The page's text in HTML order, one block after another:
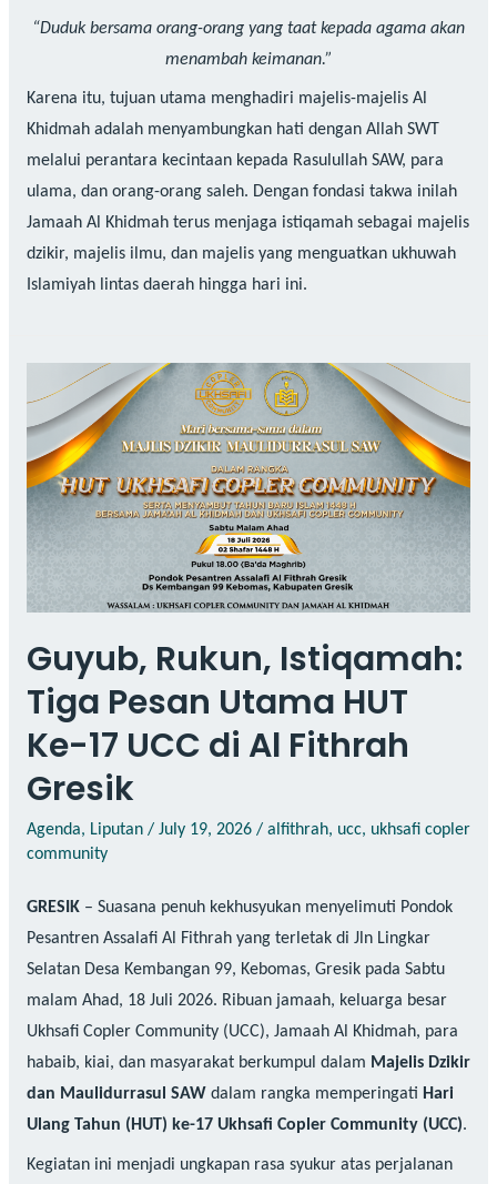
“Duduk bersama orang-orang yang taat kepada agama akan
menambah keimanan.”
Karena itu, tujuan utama menghadiri majelis-majelis Al
Khidmah adalah menyambungkan hati dengan Allah SWT
melalui perantara kecintaan kepada Rasulullah SAW, para
ulama, dan orang-orang saleh. Dengan fondasi takwa inilah
Jamaah Al Khidmah terus menjaga istiqamah sebagai majelis
dzikir, majelis ilmu, dan majelis yang menguatkan ukhuwah
Islamiyah lintas daerah hingga hari ini.
Guyub, Rukun, Istiqamah:
Tiga Pesan Utama HUT
Ke-17 UCC di Al Fithrah
Gresik
Agenda, Liputan/ July 19, 2026/ alfithrah, ucc, ukhsafi copler
community
GRESIK – Suasana penuh kekhusyukan menyelimuti Pondok
Pesantren Assalafi Al Fithrah yang terletak di Jln Lingkar
Selatan Desa Kembangan 99, Kebomas, Gresik pada Sabtu
malam Ahad, 18 Juli 2026. Ribuan jamaah, keluarga besar
Ukhsafi Copler Community (UCC), Jamaah Al Khidmah, para
habaib, kiai, dan masyarakat berkumpul dalam Majelis Dzikir
dan Maulidurrasul SAW dalam rangka memperingati Hari
Ulang Tahun (HUT) ke-17 Ukhsafi Copler Community (UCC).
Kegiatan ini menjadi ungkapan rasa syukur atas perjalanan